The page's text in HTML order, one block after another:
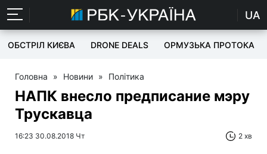
UA
ОБСТРІЛ КИЄВА DRONE DEALS ОРМУЗЬКА ПРОТОКА
Головна » Новини » Політика
НАПК внесло предписание мэру
Трускавца
16:23 30.08.2018 Чт 2 хв